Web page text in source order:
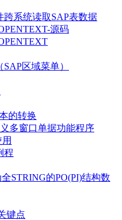
跨系统读取SAP表数据
源码
区域菜单）
的转换
多窗口单据功能程序
程
STRING的PO(PI)结构数
键点